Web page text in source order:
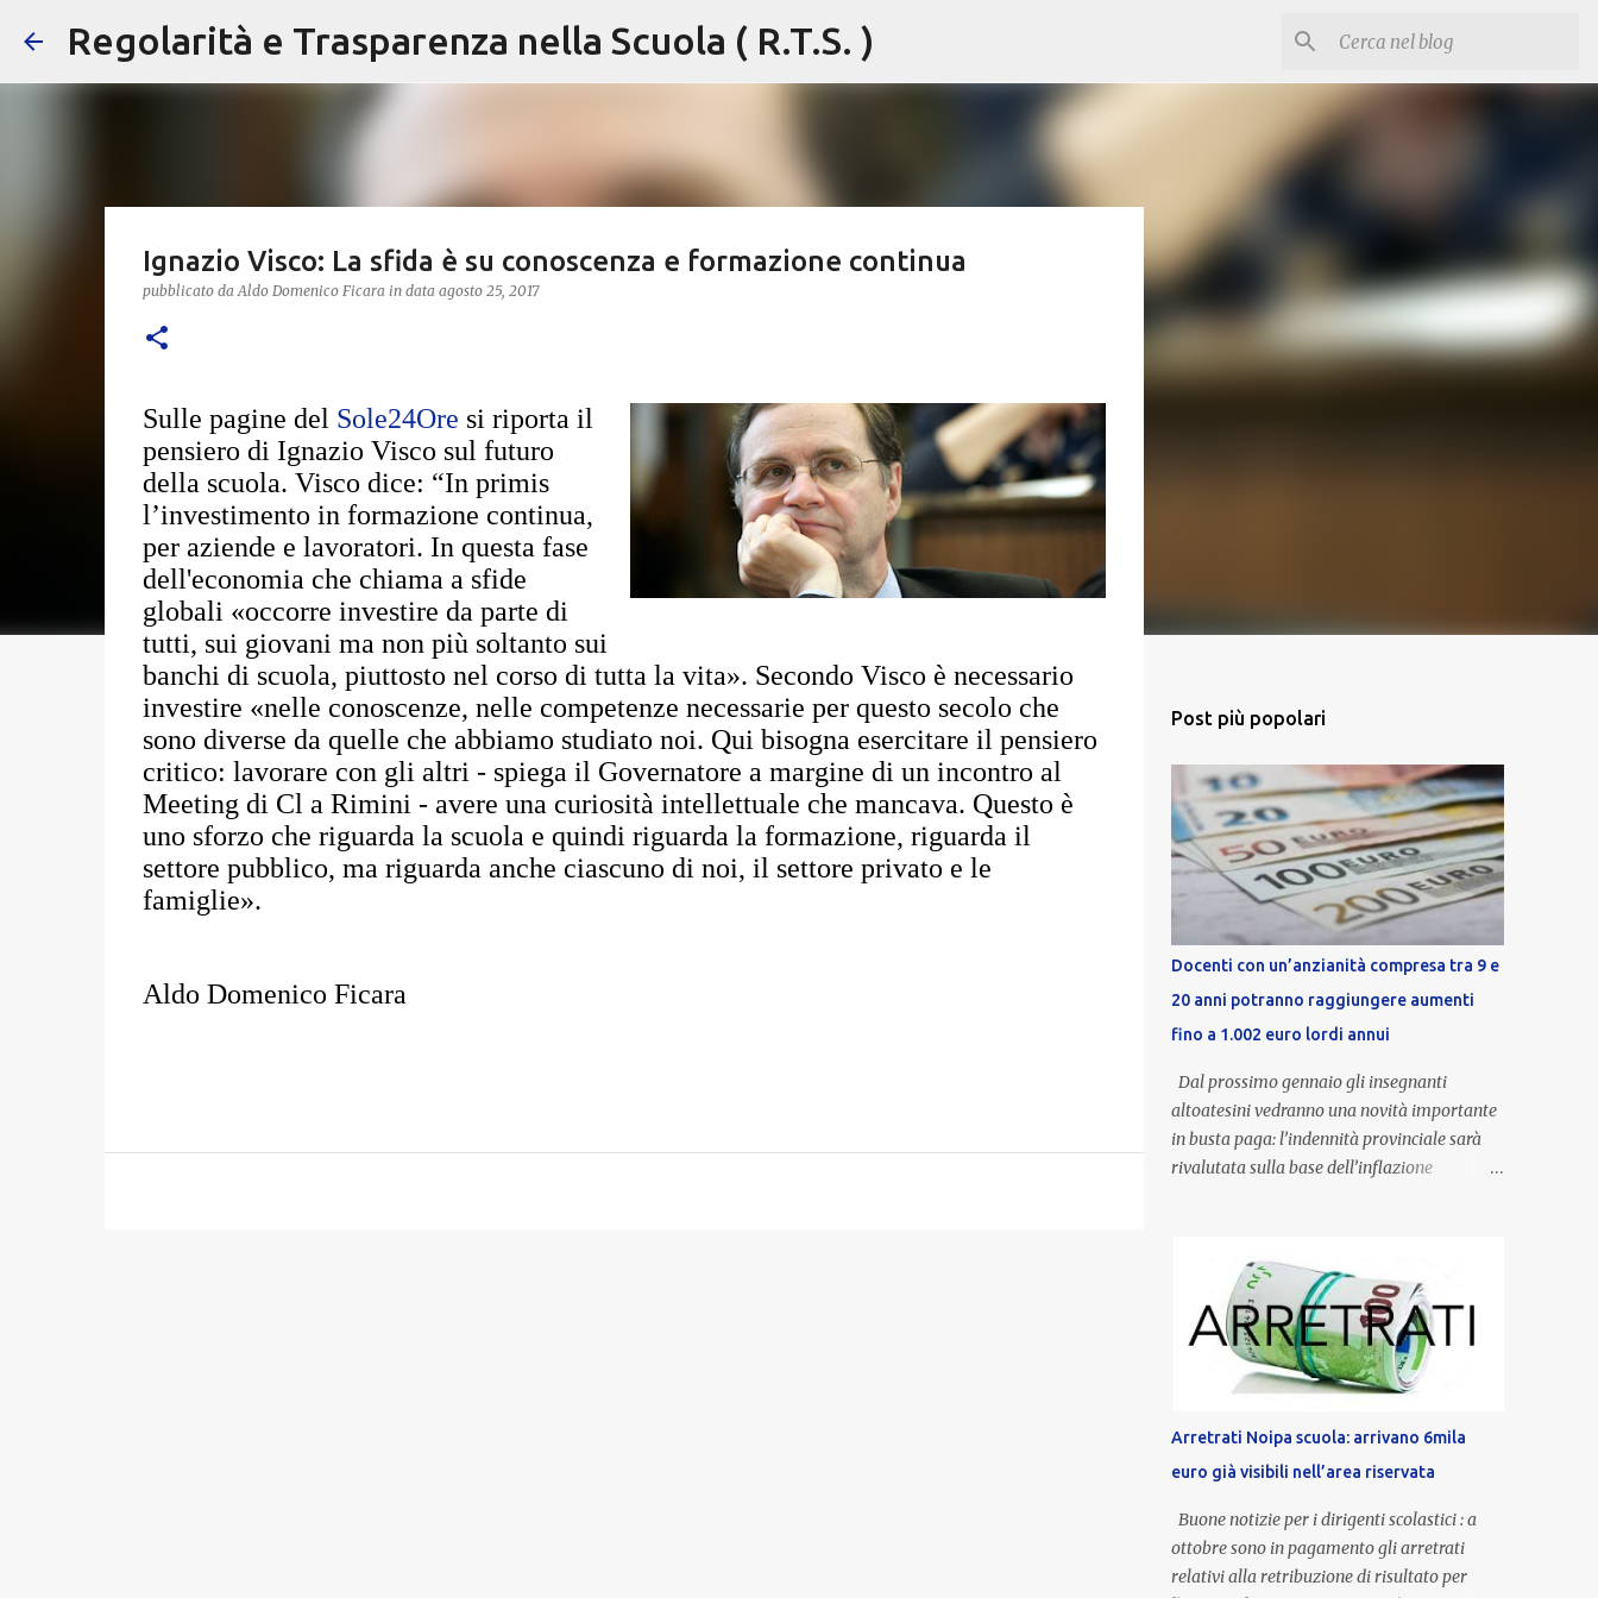
Passa ai contenuti principali
Regolarità e Trasparenza nella Scuola ( R.T.S. )
Ignazio Visco: La sfida è su conoscenza e formazione continua
pubblicato daAldo Domenico Ficara in data agosto 25, 2017
Sulle pagine del Sole24Ore si riporta il
pensiero di Ignazio Visco sul futuro
della scuola. Visco dice: “In primis
l’investimento in formazione continua,
per aziende e lavoratori. In questa fase
dell'economia che chiama a sfide
globali «occorre investire da parte di
tutti, sui giovani ma non più soltanto sui
banchi di scuola, piuttosto nel corso di tutta la vita». Secondo Visco è necessario
investire «nelle conoscenze, nelle competenze necessarie per questo secolo che
sono diverse da quelle che abbiamo studiato noi. Qui bisogna esercitare il pensiero
critico: lavorare con gli altri - spiega il Governatore a margine di un incontro al
Meeting di Cl a Rimini - avere una curiosità intellettuale che mancava. Questo è
uno sforzo che riguarda la scuola e quindi riguarda la formazione, riguarda il
settore pubblico, ma riguarda anche ciascuno di noi, il settore privato e le
famiglie».
Aldo Domenico Ficara
Post più popolari
Docenti con un’anzianità compresa tra 9 e
20 anni potranno raggiungere aumenti
fino a 1.002 euro lordi annui
Dal prossimo gennaio gli insegnanti
altoatesini vedranno una novità importante
in busta paga: l’indennità provinciale sarà
rivalutata sulla base dell’inflazione
un’anzianità compresa tra 9 e 20 anni
potranno raggiungere fino a 1.002 euro lordi
annui. Il nuovo contratto provinciale
introduce inoltre un congedo speciale
dedicato alle donne vittime di violenza di
genere, in linea con la normativa nazionale e
con l’obiettivo di offrire maggiore tutela e
supporto in situazioni delicate. L’indennità
provinciale per i docenti è un unicum in
Italia: si tratta di una misura esclusiva della
Provincia autonoma di Bolzano, che integra
Arretrati Noipa scuola: arrivano 6mila
euro già visibili nell’area riservata
Buone notizie per i dirigenti scolastici : a
ottobre sono in pagamento gli arretrati
relativi alla retribuzione di risultato per